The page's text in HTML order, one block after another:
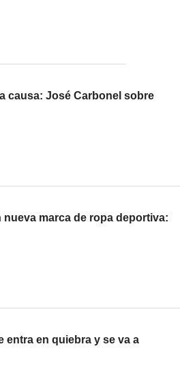
causa: José Carbonel sobre
marca de ropa deportiva:
entra en quiebra y se va a